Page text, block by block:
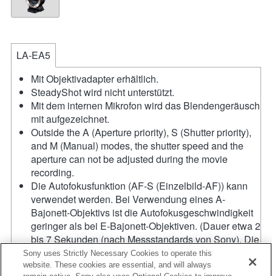
LA-EA5
Mit Objektivadapter erhältlich.
SteadyShot wird nicht unterstützt.
Mit dem internen Mikrofon wird das Blendengeräusch
mit aufgezeichnet.
Outside the A (Aperture priority), S (Shutter priority),
and M (Manual) modes, the shutter speed and the
aperture can not be adjusted during the movie
recording.
Die Autofokusfunktion (AF-S (Einzelbild-AF)) kann
verwendet werden. Bei Verwendung eines A-
Bajonett-Objektivs ist die Autofokusgeschwindigkeit
geringer als bei E-Bajonett-Objektiven. (Dauer etwa 2
bis 7 Sekunden (nach Messstandards von Sony). Die
Geschwindigkeit variiert je nach Motiv bzw.
Lichtverhältnissen.) Bei Filmaufnahmen mit
Sony uses Strictly Necessary Cookies to operate this
website. These cookies are essential, and will always